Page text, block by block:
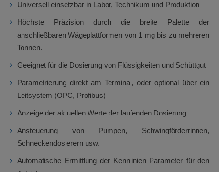
Universell einsetzbar in Labor, Technikum und Produktion
Höchste Präzision durch die breite Palette der
anschließbaren Wägeplattformen von 1 mg bis zu mehreren
Tonnen.
Geeignet für die Dosierung von Flüssigkeiten und Schüttgut
Parametrierung direkt am Terminal, oder optional über ein
Leitsystem (OPC, Profibus)
Anzeige der aktuellen Werte der laufenden Dosierung
Ansteuerung von Pumpen, Schwingförderrinnen,
Schneckendosierern usw.
Automatische Ermittlung der Kennlinien Parameter für den